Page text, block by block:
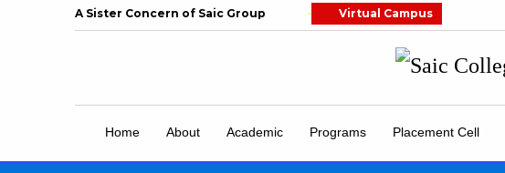
A Sister Concern of Saic Group Virtual Campus
Home About Academic Programs Placement Cell